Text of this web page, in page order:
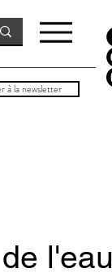
à la newsletter
l'eau